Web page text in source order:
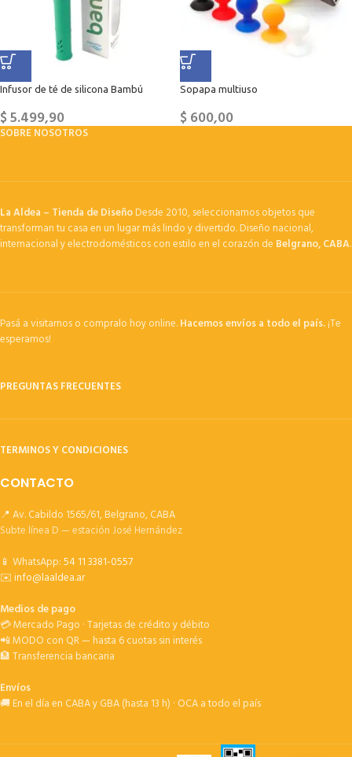
Infusor de té de silicona Bambú
$5.499,90
Sopapa multiuso
$600,00
SOBRE NOSOTROS
La Aldea – Tienda de DiseñoDesde 2010, seleccionamos objetos que
transforman tu casa en un lugar más lindo y divertido. Diseño nacional,
internacional y electrodomésticos con estilo en el corazón de Belgrano, CABA.
Pasá a visitarnos o compralo hoy online.Hacemos envíos a todo el país.¡Te
esperamos!
PREGUNTAS FRECUENTES
TERMINOS Y CONDICIONES
CONTACTO
📍 Av. Cabildo 1565/61, Belgrano, CABA
Subte línea D — estación José Hernández
📱 WhatsApp:54 11 3381-0557
✉️info@laaldea.ar
Medios de pago
💳 Mercado Pago · Tarjetas de crédito y débito
📲 MODO con QR — hasta 6 cuotas sin interés
🏦 Transferencia bancaria
Envíos
🚚 En el día en CABA y GBA (hasta 13 h) · OCA a todo el país